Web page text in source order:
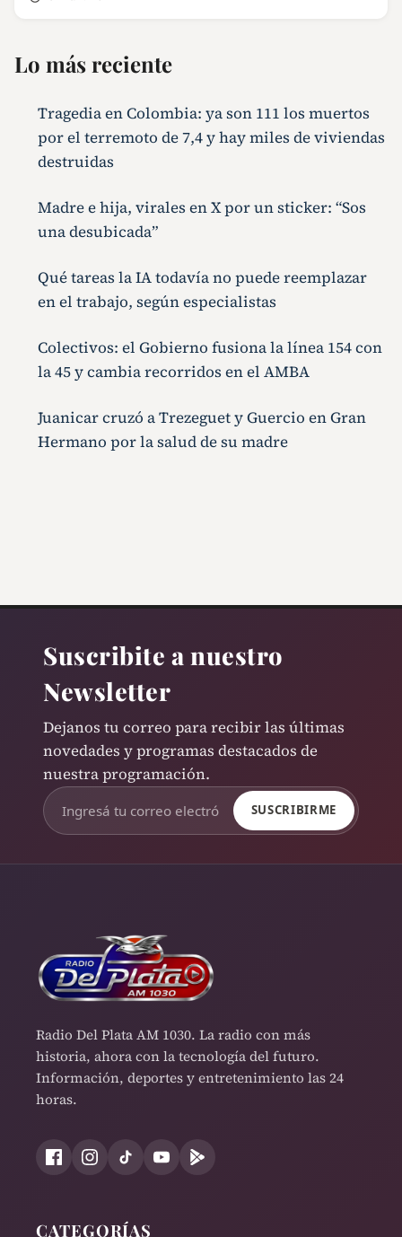
Lo más reciente
Tragedia en Colombia: ya son 111 los muertos
por el terremoto de 7,4 y hay miles de viviendas
destruidas
Madre e hija, virales en X por un sticker: “Sos
una desubicada”
Qué tareas la IA todavía no puede reemplazar
en el trabajo, según especialistas
Colectivos: el Gobierno fusiona la línea 154 con
la 45 y cambia recorridos en el AMBA
Juanicar cruzó a Trezeguet y Guercio en Gran
Hermano por la salud de su madre
Suscribite a nuestro
Newsletter
Dejanos tu correo para recibir las últimas
novedades y programas destacados de
nuestra programación.
SUSCRIBIRME
Radio Del Plata AM 1030. La radio con más
historia, ahora con la tecnología del futuro.
Información, deportes y entretenimiento las 24
horas.
CATEGORÍAS